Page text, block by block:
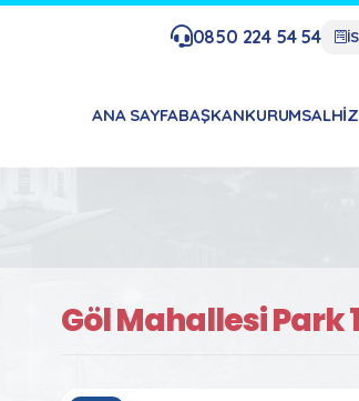
0850 224 54 54
ANA SAYFABAŞKANKURUMSAL
Göl Mahallesi Park 1